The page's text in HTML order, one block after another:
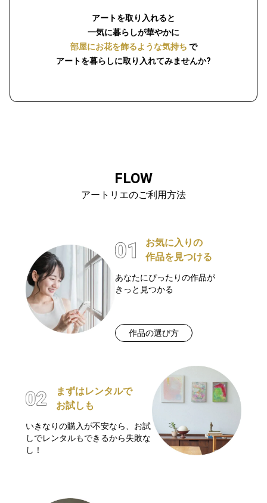
アートを取り入れると
一気に暮らしが華やかに
部屋にお花を飾るような気持ち で
アートを暮らしに取り入れてみませんか?
FLOW
アートリエのご利用方法
お気に入りの
作品を見つける
あなたにぴったりの作品が
きっと見つかる
作品の選び方
まずはレンタルで
お試しも
いきなりの購入が不安なら、お試
しでレンタルもできるから失敗な
し！